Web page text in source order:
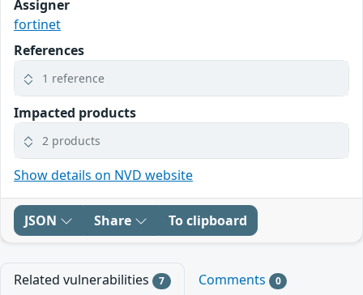
Assigner
fortinet
References
1 reference
Impacted products
2 products
Show details on NVD website
JSON Share To clipboard
Related vulnerabilities 7 Comments 0